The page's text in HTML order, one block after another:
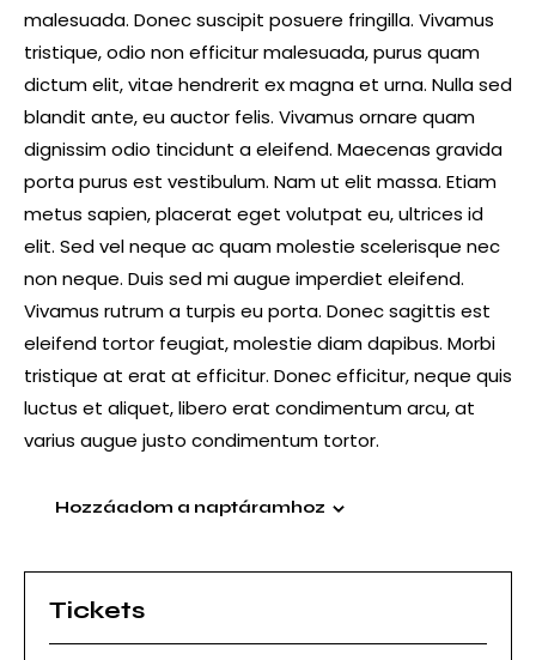
malesuada. Donec suscipit posuere fringilla. Vivamus
tristique, odio non efficitur malesuada, purus quam
dictum elit, vitae hendrerit ex magna et urna. Nulla sed
blandit ante, eu auctor felis. Vivamus ornare quam
dignissim odio tincidunt a eleifend. Maecenas gravida
porta purus est vestibulum. Nam ut elit massa. Etiam
metus sapien, placerat eget volutpat eu, ultrices id
elit. Sed vel neque ac quam molestie scelerisque nec
non neque. Duis sed mi augue imperdiet eleifend.
Vivamus rutrum a turpis eu porta. Donec sagittis est
eleifend tortor feugiat, molestie diam dapibus. Morbi
tristique at erat at efficitur. Donec efficitur, neque quis
luctus et aliquet, libero erat condimentum arcu, at
varius augue justo condimentum tortor.
Hozzáadom a naptáramhoz
Tickets